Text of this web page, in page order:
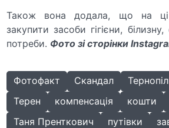
Також вона додала, що на ці
закупити засоби гігієни, білизну,
потреби. Фото зі сторінки
Фотофакт Скандал
Терен
компенсація кошти
Таня Пренткович
путівки